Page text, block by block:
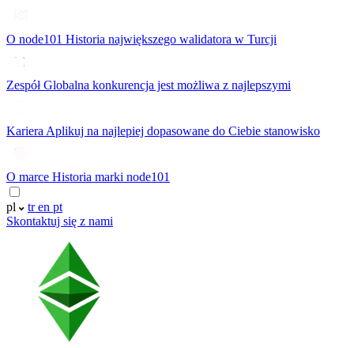
O node101 Historia największego walidatora w Turcji
ZespółGlobalna konkurencja jest możliwa z najlepszymi
Kariera Aplikuj na najlepiej dopasowane do Ciebie stanowisko
O marce Historia marki node101
pl tren pt
Skontaktuj się z nami